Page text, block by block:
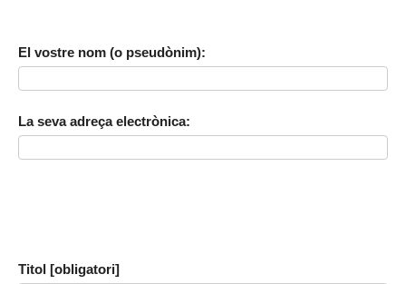
El vostre nom (o pseudònim):
La seva adreça electrònica:
Titol [obligatori]